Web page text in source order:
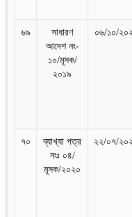
৬৯
সাধারণ
আদেশ নং-
১০/মূসক/
২০১৯
০৬/১০/
৭০
ব্যাখ্যা পত্র
নংঃ ০৪/
মূসক/২০২০
২২/০৭/